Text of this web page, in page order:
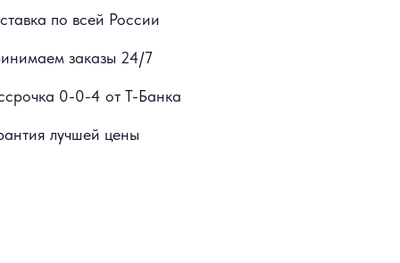
по всей России
заказы 24/7
0-0-4 от Т-Банка
лучшей цены